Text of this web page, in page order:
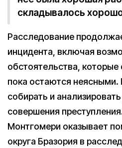
складывалось
Расследование
инцидента, включая
обстоятельства,
пока остаются
собирать и
совершения
Монтгомери оказывает
округа Бразория в